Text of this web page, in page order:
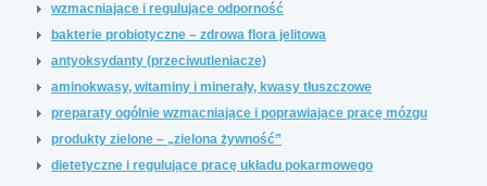
wzmacniające i regulujące odporność
bakterie probiotyczne – zdrowa flora jelitowa
antyoksydanty (przeciwutleniacze)
aminokwasy, witaminy i minerały, kwasy tłuszczowe
preparaty ogólnie wzmacniające i poprawiające pracę mózgu
produkty zielone – „zielona żywność”
dietetyczne i regulujące pracę układu pokarmowego